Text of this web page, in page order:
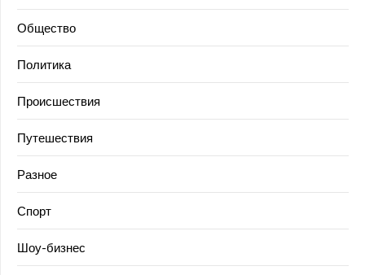
Общество
Политика
Происшествия
Путешествия
Разное
Спорт
Шоу-бизнес